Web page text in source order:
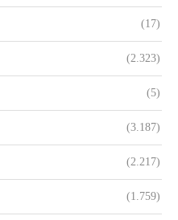
(17)
(2.323)
(5)
(3.187)
(2.217)
(1.759)